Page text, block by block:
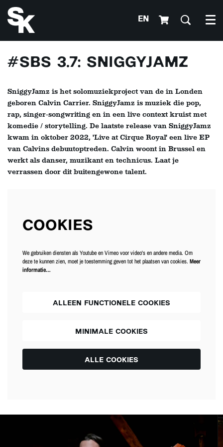
EN
#SBS 3.7: SNIGGYJAMZ
SniggyJamz is het solomuziekproject van de in Londen
geboren Calvin Carrier. SniggyJamz is muziek die pop,
rap, singer-songwriting en in een live context kruist met
komedie / storytelling. De laatste release van SniggyJamz
kwam in oktober 2022, 'Live at Cirque Royal' een live EP
van Calvins debuutoptreden. Calvin woont in Brussel en
werkt als danser, muzikant en technicus. Laat je
verrassen door dit buitengewone talent.
COOKIES
We gebruiken diensten als Youtube en Vimeo voor video's en andere media. Om
deze te kunnen zien, moet je toestemming geven tot het plaatsen van cookies. Meer
informatie…
ALLEEN FUNCTIONELE COOKIES
MINIMALE COOKIES
ALLE COOKIES